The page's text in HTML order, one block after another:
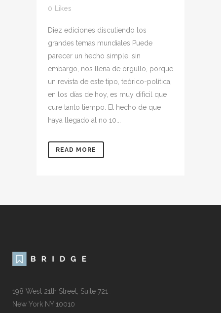
0
Likes
Diez ediciones discutiendo los
grandes temas mundiales Puede
parecer un hecho simple, sin
embargo, nos llena de orgullo, porque
un revista de este tipo, teórico-política,
en los días de hoy, es muy difícil que
cure tanto tiempo. El hecho de que
haya llegado al no 10...
READ MORE
198 West 21th Street, Suite 721
New York NY 10010